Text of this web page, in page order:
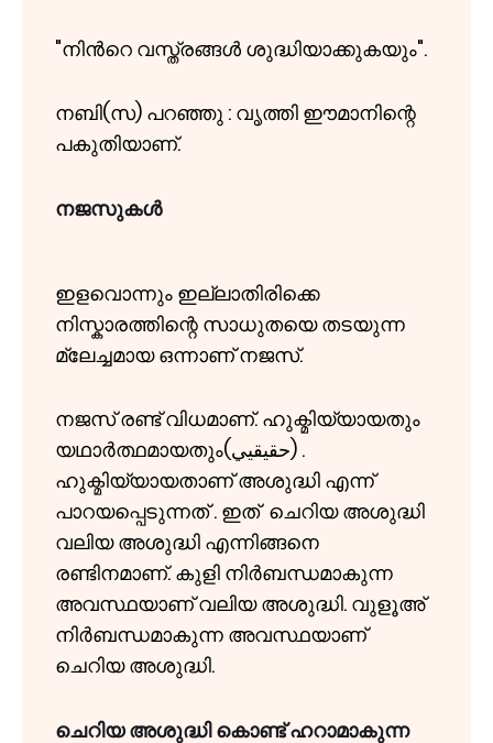
"നിന്‍റെ വസ്ത്രങ്ങള്‍ ശുദ്ധിയാക്കുകയും".
നബി(സ) പറഞ്ഞു : വൃത്തി ഈമാനിന്റെ
പകുതിയാണ്.
നജസുകൾ
ഇളവൊന്നും ഇല്ലാതിരിക്കെ
നിസ്കാരത്തിന്റെ സാധുതയെ തടയുന്ന
മ്ലേച്ചമായ ഒന്നാണ് നജസ്.
നജസ് രണ്ട് വിധമാണ്. ഹുക്മിയ്യായതും
യഥാർത്ഥമായതും(حقيقيي) .
ഹുക്മിയ്യായതാണ് അശുദ്ധി എന്ന്
പാറയപ്പെടുന്നത് . ഇത് ചെറിയ അശുദ്ധി
വലിയ അശുദ്ധി എന്നിങ്ങനെ
രണ്ടിനമാണ്. കുളി നിർബന്ധമാകുന്ന
അവസ്ഥയാണ് വലിയ അശുദ്ധി. വുളൂഅ്
നിർബന്ധമാകുന്ന അവസ്ഥയാണ്
ചെറിയ അശുദ്ധി.
ചെറിയ അശുദ്ധി കൊണ്ട് ഹറാമാകുന്ന